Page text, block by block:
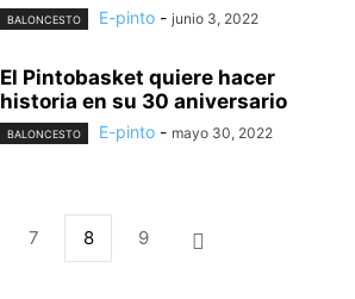
BALONCESTO E-pinto - junio 3, 2022
El Pintobasket quiere hacer
historia en su 30 aniversario
BALONCESTO E-pinto - mayo 30, 2022
7 8 9